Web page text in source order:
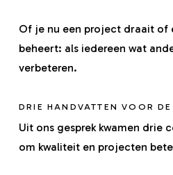
Of je nu een project draait of
beheert: als iedereen wat
verbeteren.
DRIE HANDVATTEN VOOR
Uit ons gesprek kwamen drie
om kwaliteit en projecten